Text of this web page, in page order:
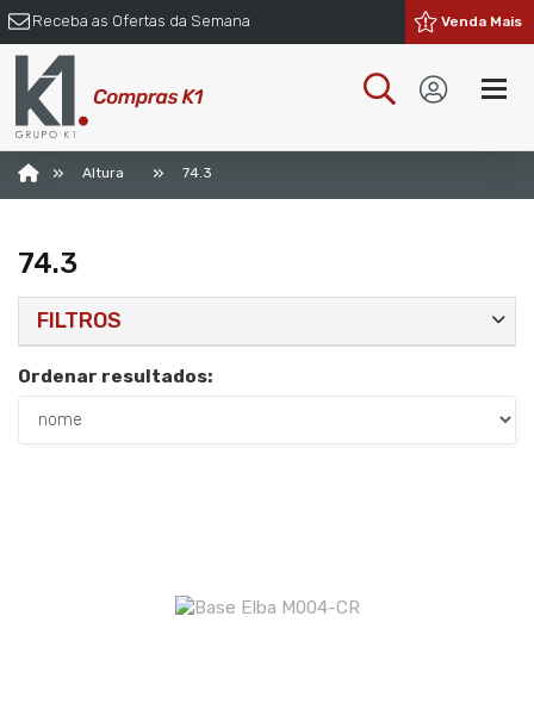
Receba as Ofertas da Semana Venda Mais
» Altura » 74.3
74.3
FILTROS
Ordenar resultados: